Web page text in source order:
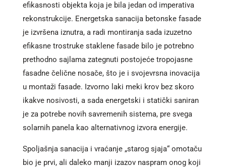
efikasnosti objekta koja je bila jedan od imperativa
rekonstrukcije. Energetska sanacija betonske fasade
je izvršena iznutra, a radi montiranja sada izuzetno
efikasne trostruke staklene fasade bilo je potrebno
prethodno sajlama zategnuti postojeće tropojasne
fasadne čelične nosače, što je i svojevrsna inovacija
u montaži fasade. Izvorno laki meki krov bez skoro
ikakve nosivosti, a sada energetski i statički saniran
je za potrebe novih savremenih sistema, pre svega
solarnih panela kao alternativnog izvora energije.
Spoljašnja sanacija i vraćanje „starog sjaja“ omotaču
bio je prvi, ali daleko manji izazov naspram onog koji